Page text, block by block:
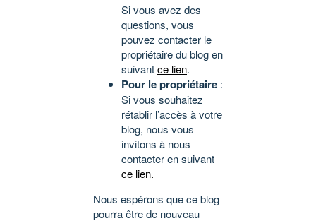
Si vous avez des
questions, vous
pouvez contacter le
propriétaire du blog en
suivantce lien.
Pour le propriétaire :
Si vous souhaitez
rétablir l’accès à votre
blog, nous vous
invitons à nous
contacter en suivant
ce lien.
Nous espérons que ce blog
pourra être de nouveau